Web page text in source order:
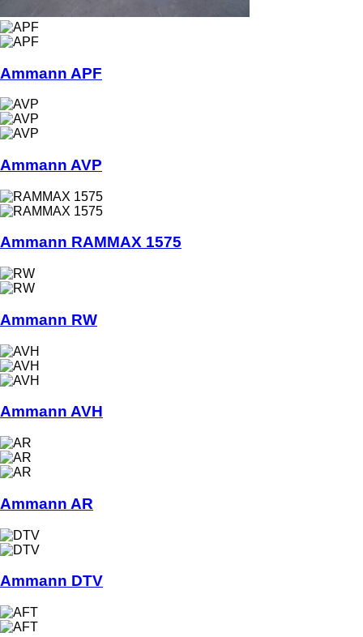
Ammann APF
Ammann AVP
Ammann RAMMAX 1575
Ammann RW
Ammann AVH
Ammann AR
Ammann DTV